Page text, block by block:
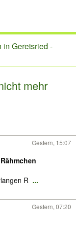
in Geretsried -
mehr
Gestern, 15:07
R ...
Gestern, 07:20